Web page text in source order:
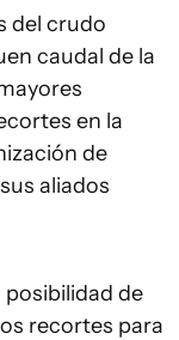
del crudo
caudal de la
en la
de
aliados
de
recortes para